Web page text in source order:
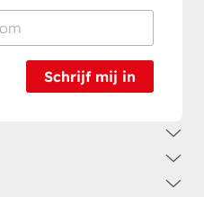
Schrijf mij in